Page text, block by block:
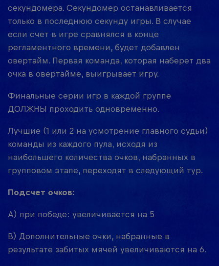
секундомера. Секундомер останавливается
только в последнюю секунду игры. В случае
если счет в игре сравнялся в конце
регламентного времени, будет добавлен
овертайм. Первая команда, которая наберет два
очка в овертайме, выигрывает игру.
Финальные серии игр в каждой группе
ДОЛЖНЫ проходить одновременно.
Лучшие (1 или 2 на усмотрение главного судьи)
команды из каждого пула, исходя из
наибольшего количества очков, набранных в
групповом этапе, переходят в следующий тур.
Подсчет очков:
A) при победе: увеличивается на 5
B) Дополнительные очки, набранные в
результате забитых мячей увеличиваются на 6.